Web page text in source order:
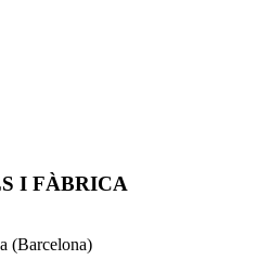
I FÀBRICA
(Barcelona)